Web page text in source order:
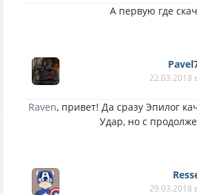
А первую где
22.03.2018
Raven, привет! Да сразу Эпилог
Удар, но с
29.03.2018